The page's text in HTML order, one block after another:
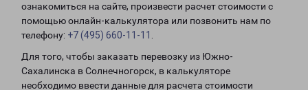
ознакомиться на сайте, произвести расчет стоимости с
помощью онлайн-калькулятора или позвонить нам по
телефону: +7 (495) 660-11-11
Для того, чтобы заказать перевозку из Южно-
Сахалинска в Солнечногорск, в калькуляторе
необходимо ввести данные для расчета стоимости